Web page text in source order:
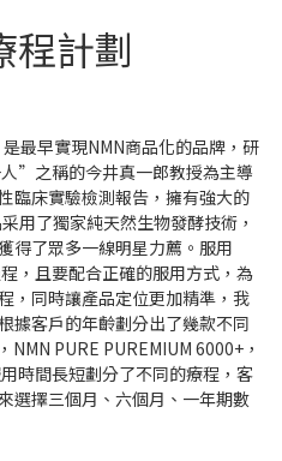
程計劃
最早實現NMN商品化的品牌，研
”之稱的今井真一郎教授為主導
臨床實驗檢測報告，擁有強大的
用了獨家純天然生物發酵技術，
得了眾多一線明星力薦。服用
，且要配合正確的服用方式，為
，同時讓產品定位更加精準，我
據客戶的年齡劃分出了幾款不同
NMN PURE PUREMIUM 6000+，
時間長短劃分了不同的療程，客
選擇三個月、六個月、一年期數